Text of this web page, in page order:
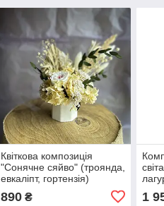
Квіткова композиція
"Сонячне сяйво" (троянда,
евкаліпт, гортензія)
890₴ 1